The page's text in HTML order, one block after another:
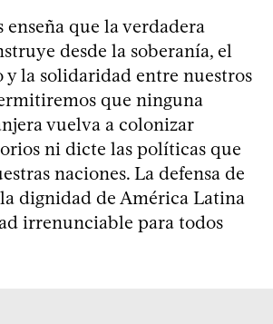
que la verdadera
desde la soberanía, el
y la solidaridad entre nuestros
que ninguna
vuelva a colonizar
ni dicte las políticas que
naciones. La defensa de
dignidad de América Latina
irrenunciable para todos